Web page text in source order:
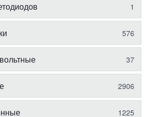
1
576
37
2906
1225